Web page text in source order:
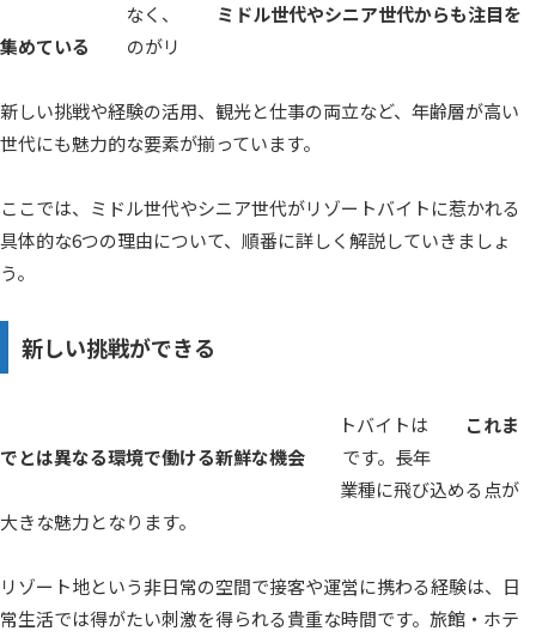
若い世代だけでなく、
ミドル世代やシニア世代からも注目を
集めている
のがリゾートバイトの大きな特徴です。
新しい挑戦や経験の活用、観光と仕事の両立など、年齢層が高い
世代にも魅力的な要素が揃っています。
ここでは、ミドル世代やシニア世代がリゾートバイトに惹かれる
具体的な6つの理由について、順番に詳しく解説していきましょ
う。
新しい挑戦ができる
ミドル世代やシニア世代にとって、リゾートバイトは
これま
でとは異なる環境で働ける新鮮な機会
です。長年同じ職場や
業界で働いてきた方々でも、まったく違う業種に飛び込める点が
大きな魅力となります。
リゾート地という非日常の空間で接客や運営に携わる経験は、日
常生活では得がたい刺激を得られる貴重な時間です。旅館・ホテ